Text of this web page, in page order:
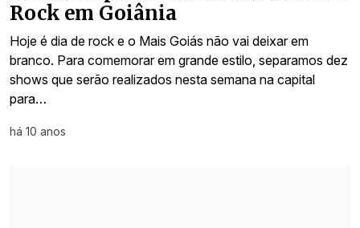
Rock em Goiânia
Hoje é dia de rock e o Mais Goiás não vai deixar em
branco. Para comemorar em grande estilo, separamos dez
shows que serão realizados nesta semana na capital
para…
há 10 anos